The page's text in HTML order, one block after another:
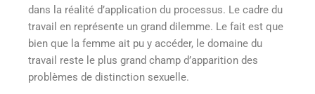
dans la réalité d’application du processus. Le cadre du
travail en représente un grand dilemme. Le fait est que
bien que la femme ait pu y accéder, le domaine du
travail reste le plus grand champ d’apparition des
problèmes de distinction sexuelle.